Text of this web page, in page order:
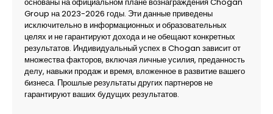
Group на 2023-2026 годы. Эти данные приведены
исключительно в информационных и образовательных
целях и не гарантируют дохода и не обещают конкретных
результатов. Индивидуальный успех в Chogan зависит от
множества факторов, включая личные усилия, преданность
делу, навыки продаж и время, вложенное в развитие вашего
бизнеса. Прошлые результаты других партнеров не
гарантируют ваших будущих результатов.